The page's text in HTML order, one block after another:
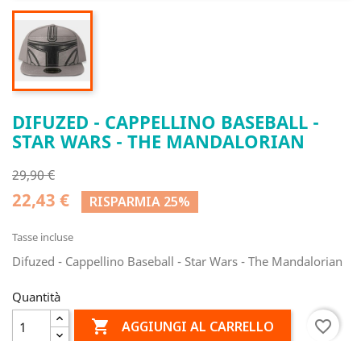
DIFUZED - CAPPELLINO BASEBALL -
STAR WARS - THE MANDALORIAN
29,90 €
22,43 € RISPARMIA 25%
Tasse incluse
Difuzed - Cappellino Baseball - Star Wars - The Mandalorian
Quantità
 AGGIUNGI AL CARRELLO favorite_border